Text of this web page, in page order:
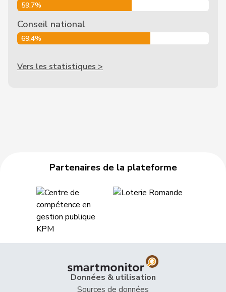
59,7%
Conseil national
69,4%
Vers les statistiques >
Partenaires de la plateforme
Données & utilisation
Sources de données